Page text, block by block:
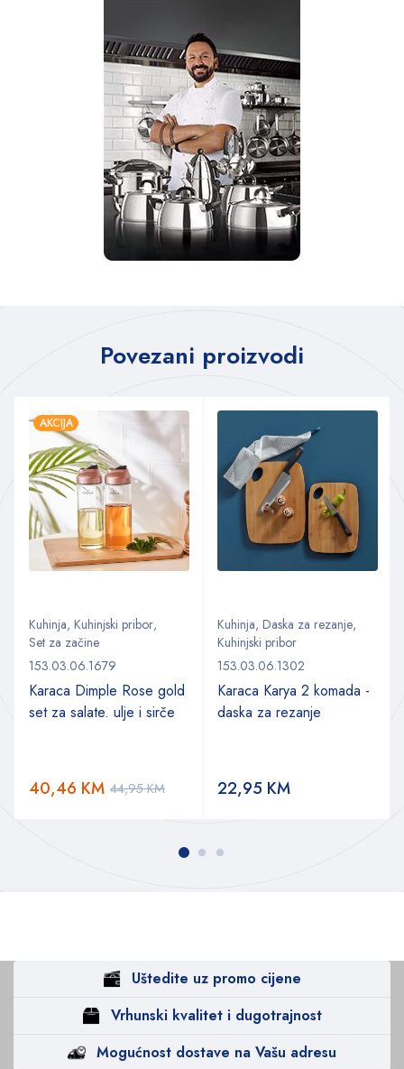
Povezani proizvodi
AKCIJA
Kuhinja, Kuhinjski pribor,
Set za začine
153.03.06.1679
Karaca Dimple Rose gold
set za salate. ulje i sirče
44,95KM
40,46 KM
Kuhinja, Daska za rezanje,
Kuhinjski pribor
153.03.06.1302
Karaca Karya 2 komada -
daska za rezanje
22,95 KM
Uštedite uz promo cijene
Vrhunski kvalitet i dugotrajnost
Mogućnost dostave na Vašu adresu